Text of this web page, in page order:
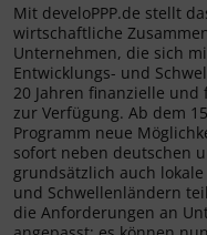
Mit develoPPP.de stellt
wirtschaftliche
Unternehmen, die sich
Entwicklungs- und
20 Jahren finanzielle
zur Verfügung. Ab dem
Programm neue
sofort neben deutschen
grundsätzlich auch
und Schwellenländern
die Anforderungen an